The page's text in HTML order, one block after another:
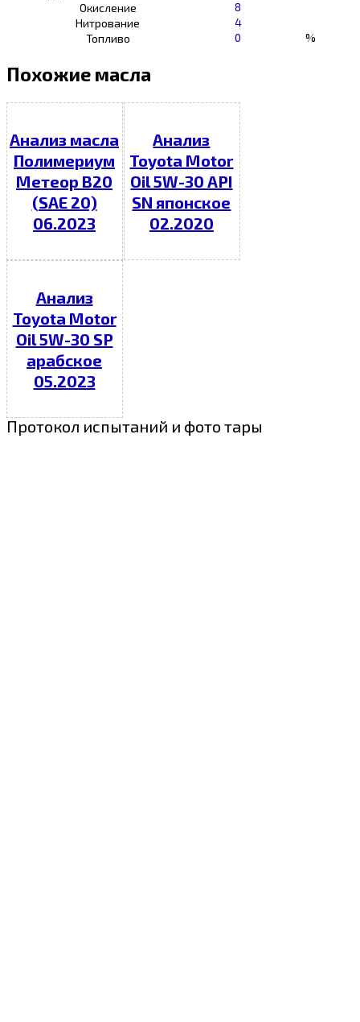
Окисление
8
Нитрование
4
Топливо
0 %
Похожие масла
Анализ масла
Полимериум
Метеор В20
(SAE 20)
06.2023
Анализ
Toyota Motor
Oil 5W-30 API
SN японское
02.2020
Анализ
Toyota Motor
Oil 5W-30 SP
арабское
05.2023
Протокол испытаний и фото тары